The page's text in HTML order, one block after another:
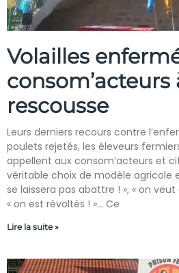
Volailles
consom’acteurs
rescousse
Leurs derniers recours contre
poulets rejetés, les éleveurs
appellent aux consom’acteurs et
véritable choix de modèle agricole
se laissera pas abattre ! », « on
« on est révoltés ! »… Ce
Lire la suite »